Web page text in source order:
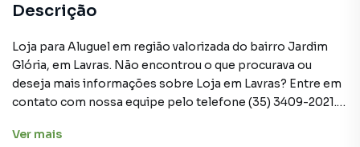
Descrição
Loja para Aluguel em região valorizada do bairro Jardim
Glória, em Lavras. Não encontrou o que procurava ou
deseja mais informações sobre Loja em Lavras? Entre em
contato com nossa equipe pelo telefone (35) 3409-2021.
A Burgarelli Imóveis tem mais opções de apartamentos,
Ver mais